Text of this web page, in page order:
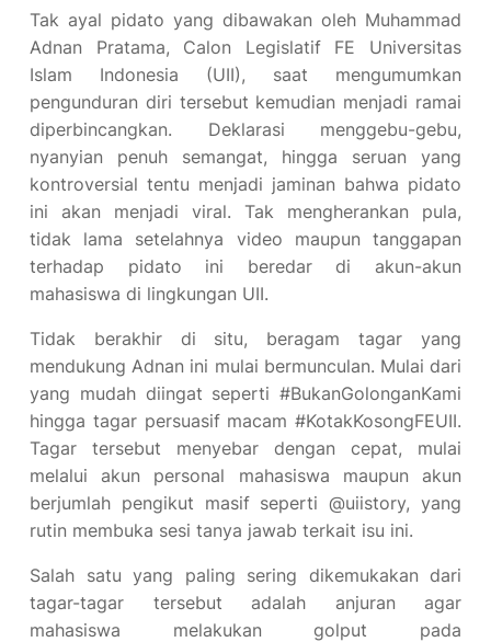
Tak ayal pidato yang dibawakan oleh Muhammad
Adnan Pratama, Calon Legislatif FE Universitas
Islam Indonesia (UII), saat mengumumkan
pengunduran diri tersebut kemudian menjadi ramai
diperbincangkan. Deklarasi menggebu-gebu,
nyanyian penuh semangat, hingga seruan yang
kontroversial tentu menjadi jaminan bahwa pidato
ini akan menjadi viral. Tak mengherankan pula,
tidak lama setelahnya video maupun tanggapan
terhadap pidato ini beredar di akun-akun
mahasiswa di lingkungan UII.
Tidak berakhir di situ, beragam tagar yang
mendukung Adnan ini mulai bermunculan. Mulai dari
yang mudah diingat seperti #BukanGolonganKami
hingga tagar persuasif macam #KotakKosongFEUII.
Tagar tersebut menyebar dengan cepat, mulai
melalui akun personal mahasiswa maupun akun
berjumlah pengikut masif seperti @uiistory, yang
rutin membuka sesi tanya jawab terkait isu ini.
Salah satu yang paling sering dikemukakan dari
tagar-tagar tersebut adalah anjuran agar
mahasiswa melakukan golput pada